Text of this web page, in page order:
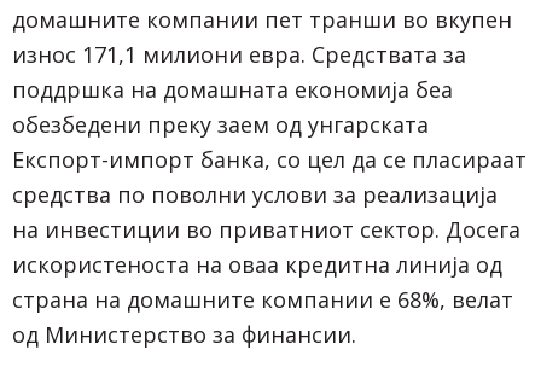
домашните компании пет транши во вкупен
износ 171,1 милиони евра. Средствата за
поддршка на домашната економија беа
обезбедени преку заем од унгарската
Експорт-импорт банка, со цел да се пласираат
средства по поволни услови за реализација
на инвестиции во приватниот сектор. Досега
искористеноста на оваа кредитна линија од
страна на домашните компании е 68%, велат
од Министерство за финансии.